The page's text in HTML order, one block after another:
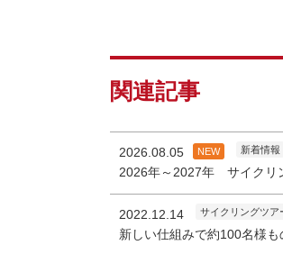
関連記事
2026.08.05 NEW 新着情報
2026年～2027年 サイクリ
2022.12.14 サイクリングツア
新しい仕組みで約100名様も